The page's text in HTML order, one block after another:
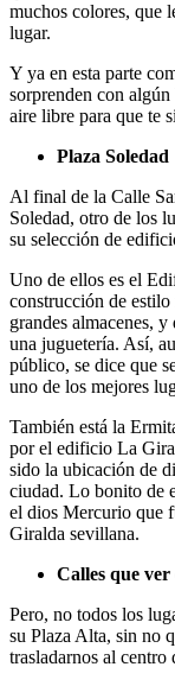
muchos colores, que
lugar.
Y ya en esta parte
sorprenden con
aire libre para que te
Plaza Soledad
Al final de la Calle
Soledad, otro de los
su selección de
Uno de ellos es el
construcción de
grandes almacenes,
una juguetería. Así,
público, se dice que
uno de los mejores
También está la
por el edificio La
sido la ubicación de
ciudad. Lo bonito de
el dios Mercurio que
Giralda sevillana.
Calles que
Pero, no todos los
su Plaza Alta, sin no
trasladarnos al centro